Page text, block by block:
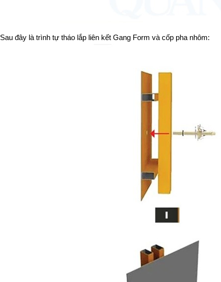
Sau đây là trình tự tháo lắp liên kết Gang Form và cốp pha nhôm: